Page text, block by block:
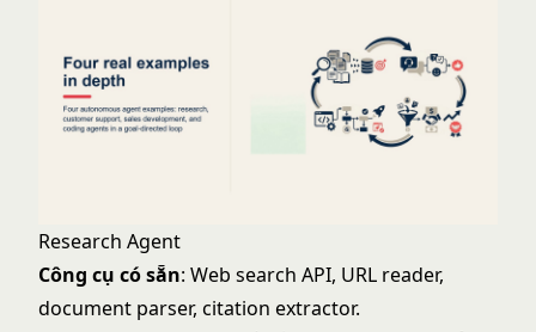
Research Agent
Công cụ có sẵn: Web search API, URL reader,
document parser, citation extractor.